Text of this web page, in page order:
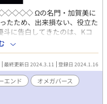
Ωの名門・加賀美に
たため、出来損ない、役立た
斗に告白してきたのは、Kコ
。 Ωに産まれなかった優斗
ルモン剤を投与されてき
なかったし、出来損ないでもβ
き合うようになり、愛情を注
と思うようになった。 そし
Ωに。 これで、樹と幸せに暮
最終更新日 2024.3.11 登録日 2024.1.16
エンド
オメガバース